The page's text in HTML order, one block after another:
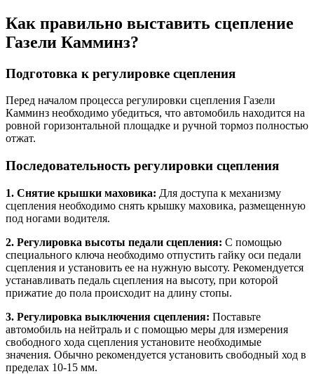
Как правильно выставить сцепление
Газели Камминз?
Подготовка к регулировке сцепления
Перед началом процесса регулировки сцепления Газели
Камминз необходимо убедиться, что автомобиль находится на
ровной горизонтальной площадке и ручной тормоз полностью
отжат.
Последовательность регулировки сцепления
1. Снятие крышки маховика: Для доступа к механизму
сцепления необходимо снять крышку маховика, размещенную
под ногами водителя.
2. Регулировка высоты педали сцепления: С помощью
специального ключа необходимо отпустить гайку оси педали
сцепления и установить ее на нужную высоту. Рекомендуется
устанавливать педаль сцепления на высоту, при которой
прижатие до пола происходит на длину стопы.
3. Регулировка выключения сцепления: Поставьте
автомобиль на нейтраль и с помощью меры для измерения
свободного хода сцепления установите необходимые
значения. Обычно рекомендуется установить свободный ход в
пределах 10-15 мм.